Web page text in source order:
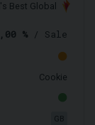
Best Global
% / Sale
Cookie
GB